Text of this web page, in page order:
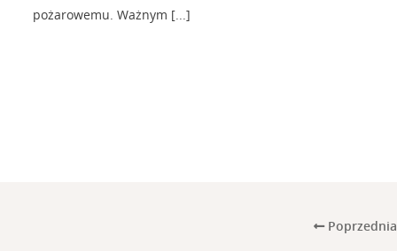
pożarowemu. Ważnym [...]
Poprzednia